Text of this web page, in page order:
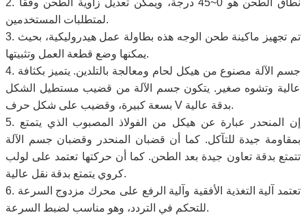
2. نطاق الطحن هو 0~45 درجة، ويمكن تعديل زاوية الطحن وفقًا
لمتطلبات المستخدمين.
3. تم تجهيز ماكينة طحن الوجه هذه بطاولة عمل هيدروليكية، بحيث
يمكنها وضع قطعة العمل وتثبيتها.
4. جسم الآلة مصنوع من هيكل لحام ومعالجة بالتلدين. يتميز بكثافة
عالية وتشوه صغير. يتكون جسم الآلة من قضيب مستطيل الشكل
بسعة كبيرة، وقضيب على شكل حرف V بدقة عالية.
5. إن المنحدر عبارة عن هيكل من الفولاذ المصبوب الذي يتمتع
بمقاومة جيدة للتآكل. كما أن قضبان المنحدر وقضبان جسم الآلة
تتمتع بدقة تعاون جيدة بعد الطحن. كما أن حركتها تعتمد على لولب
كروي يتمتع بدقة نقل عالية.
6. تعتمد آلية التغذية الأفقية وآلية الرفع على محرك مزدوج السرعة
للتحكم في التردد، وهو مناسب لضبط السرعة.